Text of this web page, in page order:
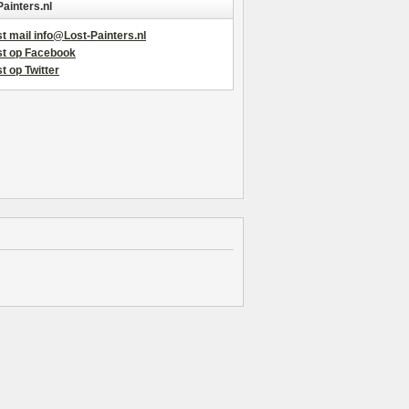
mail info@Lost-Painters.nl
op Facebook
op Twitter